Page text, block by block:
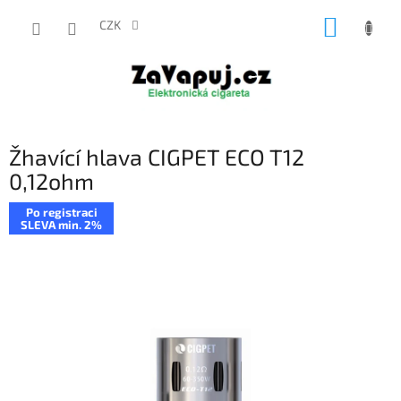
CZK
Žhavící hlava CIGPET ECO T12
0,12ohm
Po registraci
SLEVA min. 2%